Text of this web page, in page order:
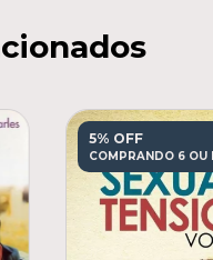
5% OFF
COMPRANDO 6 OU